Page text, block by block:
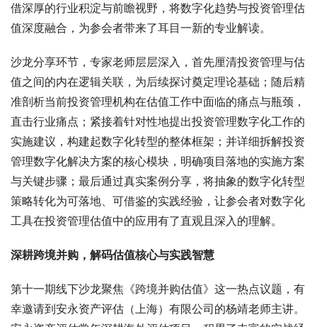
借深厚的行业积淀与前瞻视野，将数字化趋势与投资管理估
值深度融合，为参会者带来了耳目一新的专业解读。
沙龙分享环节，专家老师层层深入，首先厘清投资管理与估
值之间的内在逻辑关联，为后续探讨奠定理论基础；随后精
准剖析当前投资管理机构在估值工作中面临的痛点与瓶颈，
直击行业痛点；紧接着针对性地提出投资管理数字化工作的
实施建议，构建起数字化转型的整体框架；并详细拆解投资
管理数字化解决方案的核心模块，明确项目落地的实施方案
与关键步骤；最后通过真实案例分享，将抽象的数字化转型
策略转化为可落地、可借鉴的实践经验，让参会者对数字化
工具在投资管理估值中的应用有了直观且深入的理解。​
深耕跨境并购，解码估值核心与实践智慧​
第十一期线下沙龙聚焦《跨境并购估值》这一热点议题，有
幸邀请到安永资产评估（上海）有限公司的杨靖老师主讲。